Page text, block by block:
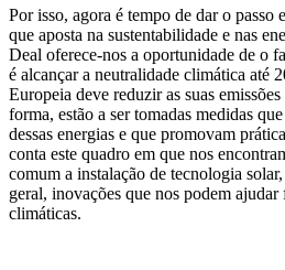
Por isso, agora é tempo de dar o passo
que aposta na sustentabilidade e nas
Deal oferece-nos a oportunidade de o
é alcançar a neutralidade climática até
Europeia deve reduzir as suas
forma, estão a ser tomadas medidas
dessas energias e que promovam
conta este quadro em que nos
comum a instalação de tecnologia
geral, inovações que nos podem ajudar
climáticas.